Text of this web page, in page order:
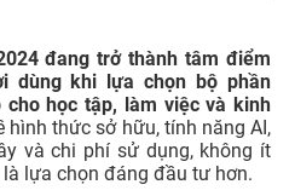
đang trở thành tâm điểm
dùng khi lựa chọn bộ phần
học tập, làm việc và kinh
hình thức sở hữu, tính năng AI,
và chi phí sử dụng, không ít
lựa chọn đáng đầu tư hơn.